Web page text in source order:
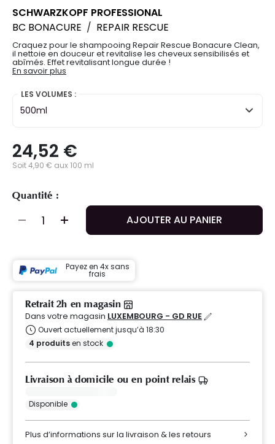
SCHWARZKOPF PROFESSIONAL
BC BONACURE / REPAIR RESCUE
Craquez pour le shampooing Repair Rescue Bonacure Clean,
il nettoie en douceur et revitalise les cheveux sensibilisés et
abîmés. Effet revitalisant longue durée !
En savoir plus
LES VOLUMES :
500ml
24,52 €
Soit 4,90 € aux 100 ml
Quantité :
AJOUTER AU PANIER
Payez en 4x sans
frais
Retrait 2h en magasin
Dans votre magasin LUXEMBOURG - GD RUE
Ouvert actuellement jusqu’à 18:30
4 produitsen stock
Livraison à domicile ou en point relais
Disponible
Plus d’informations sur la livraison & les retours